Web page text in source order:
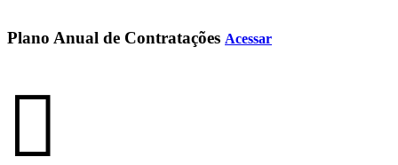
Plano Anual de Contratações Acessar